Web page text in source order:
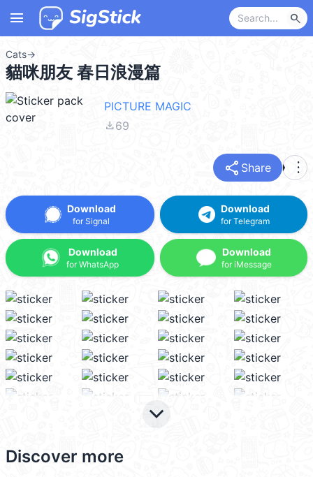
menu search
Cats→
貓咪朋友 春日浪漫篇
PICTURE MAGIC
file_download69
share Share more_vert
Download
for Signal
Download
for WhatsApp
Download
for Telegram
Download
for iMessage
keyboard_arrow_down
Discover more